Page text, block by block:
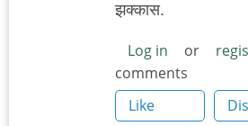
झक्कास.
Log in or
comments
Like